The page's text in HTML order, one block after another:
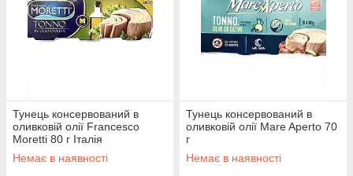
Тунець консервований в
оливковій олії Francesco
Moretti 80 г Італія
Немає в наявності
Тунець консервований в
оливковій олії Mare Aperto 70
г
Немає в наявності